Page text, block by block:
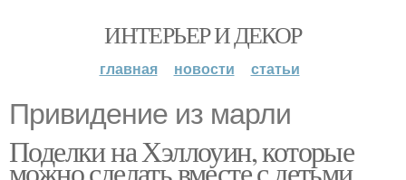
ИНТЕРЬЕР И ДЕКОР
главная новости статьи
Привидение из марли
Поделки на Хэллоуин, которые